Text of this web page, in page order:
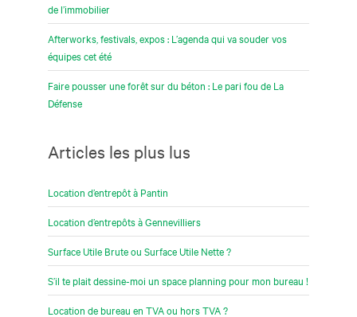
de l’immobilier
Afterworks, festivals, expos : L’agenda qui va souder vos
équipes cet été
Faire pousser une forêt sur du béton : Le pari fou de La
Défense
Articles les plus lus
Location d’entrepôt à Pantin
Location d’entrepôts à Gennevilliers
Surface Utile Brute ou Surface Utile Nette ?
S’il te plait dessine-moi un space planning pour mon bureau !
Location de bureau en TVA ou hors TVA ?